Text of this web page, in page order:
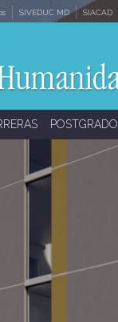
SIVEDUC MD SIACAD
POSTGRADO